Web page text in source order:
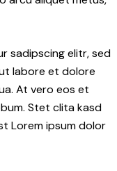
sadipscing elitr, sed
labore et dolore
At vero eos et
Stet clita kasd
Lorem ipsum dolor